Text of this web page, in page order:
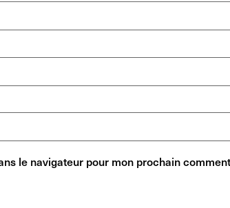
le navigateur pour mon prochain